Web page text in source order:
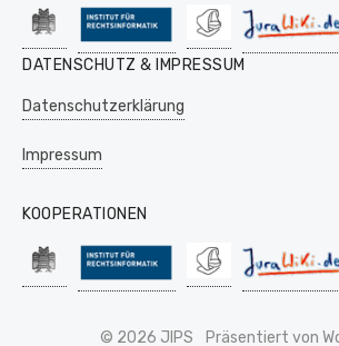
DATENSCHUTZ & IMPRESSUM
Datenschutzerklärung
Impressum
KOOPERATIONEN
© 2026 JIPS Präsentiert von